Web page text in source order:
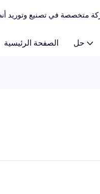
الصفحة الرئيسية حل